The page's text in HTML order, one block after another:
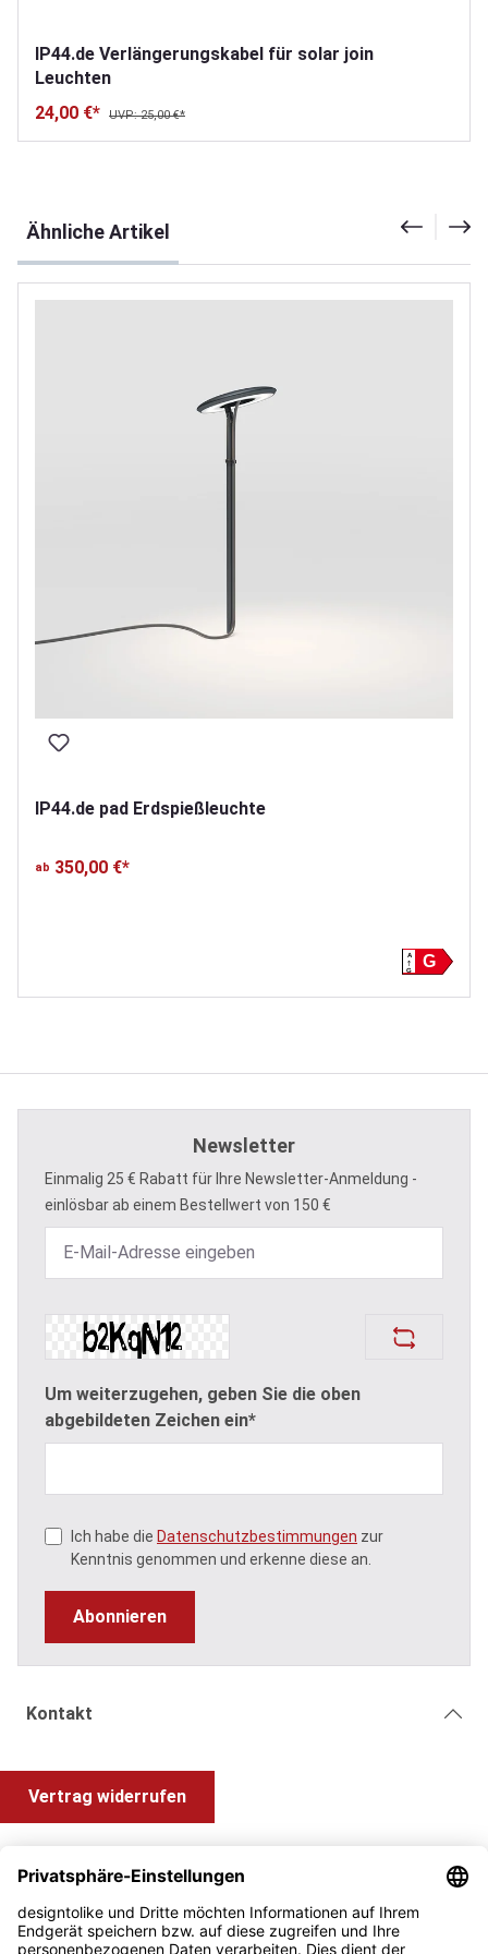
IP44.de Verlängerungskabel für solar join
Leuchten
24,00 €*
UVP: 25,00 €*
Ähnliche Artikel
IP44.de pad Erdspießleuchte
ab 350,00 €*
G
A
G
Newsletter
Einmalig 25 € Rabatt für Ihre Newsletter-Anmeldung -
einlösbar ab einem Bestellwert von 150 €
Um weiterzugehen, geben Sie die oben
abgebildeten Zeichen ein*
Ich habe die Datenschutzbestimmungen zur
Kenntnis genommen und erkenne diese an.
Abonnieren
Kontakt
Vertrag widerrufen
Information und Impressum